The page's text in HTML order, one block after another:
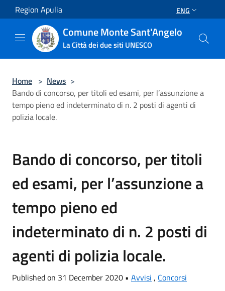
Salta al contenuto principale
Region Apulia ENG
Comune Monte Sant'Angelo
La Città dei due siti UNESCO
Home > News >
Bando di concorso, per titoli ed esami, per l’assunzione a
tempo pieno ed indeterminato di n. 2 posti di agenti di
polizia locale.
Bando di concorso, per titoli
ed esami, per l’assunzione a
tempo pieno ed
indeterminato di n. 2 posti di
agenti di polizia locale.
Published on 31 December 2020 • Avvisi , Concorsi